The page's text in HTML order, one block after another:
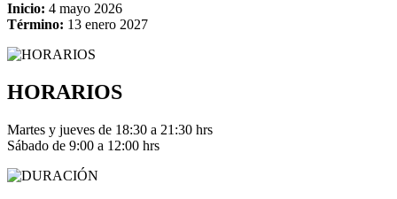
Inicio: 4 mayo 2026
Término: 13 enero 2027
HORARIOS
Martes y jueves de 18:30 a 21:30 hrs
Sábado de 9:00 a 12:00 hrs